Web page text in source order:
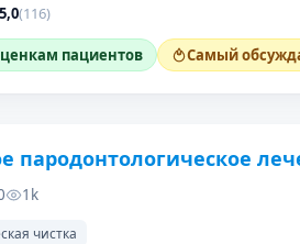
5,0(116)
пациентов Самый
пародонтологическое
1k
чистка